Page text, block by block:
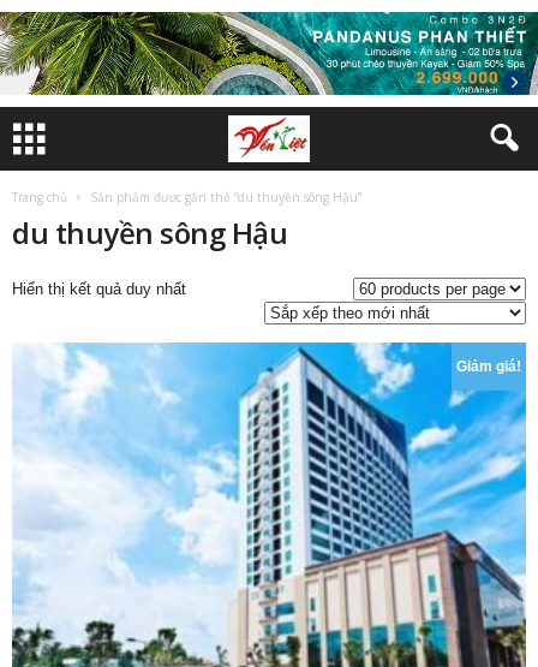
Trang chủ Sản phẩm được gắn thẻ “du thuyền sông Hậu”
du thuyền sông Hậu
Hiển thị kết quả duy nhất
Giảm giá!